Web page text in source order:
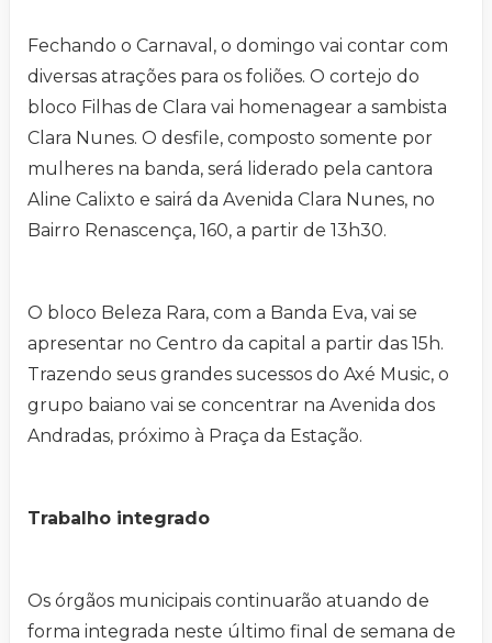
Fechando o Carnaval, o domingo vai contar com
diversas atrações para os foliões. O cortejo do
bloco Filhas de Clara vai homenagear a sambista
Clara Nunes. O desfile, composto somente por
mulheres na banda, será liderado pela cantora
Aline Calixto e sairá da Avenida Clara Nunes, no
Bairro Renascença, 160, a partir de 13h30.
O bloco Beleza Rara, com a Banda Eva, vai se
apresentar no Centro da capital a partir das 15h.
Trazendo seus grandes sucessos do Axé Music, o
grupo baiano vai se concentrar na Avenida dos
Andradas, próximo à Praça da Estação.
Trabalho integrado
Os órgãos municipais continuarão atuando de
forma integrada neste último final de semana de